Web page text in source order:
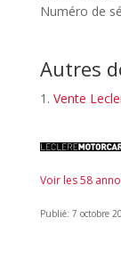
Numéro de
Autres
Vente
Voir les 58
Publié: 7 octobre